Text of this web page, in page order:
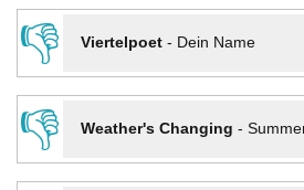
👎
Viertelpoet- Dein Name
👎
Weather's Changing -